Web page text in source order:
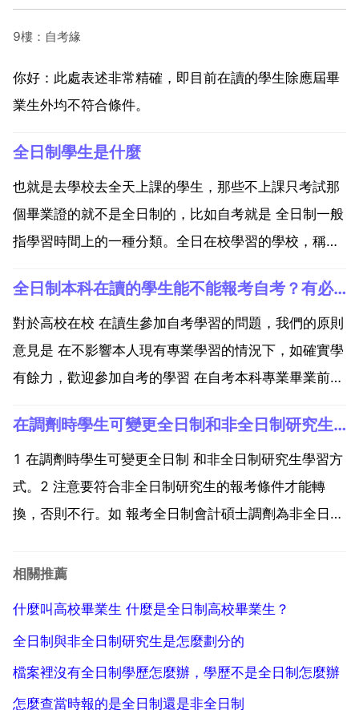
9樓：自考緣
你好：此處表述非常精確，即目前在讀的學生除應屆畢
業生外均不符合條件。
全日制學生是什麼
也就是去學校去全天上課的學生，那些不上課只考試那
個畢業證的就不是全日制的，比如自考就是 全日制一般
指學習時間上的一種分類。全日在校學習的學校，稱為
業餘 函授 自考等學習形式的學校。和上高中住校一
樣！一學期都是在學校，全天上課！作息時間都由學校
規定。什麼...
全日制本科在讀的學生能不能報考自考？有必要自考嗎
對於高校在校 在讀生參加自考學習的問題，我們的原則
意見是 在不影響本人現有專業學習的情況下，如確實學
有餘力，歡迎參加自考的學習 在自考本科專業畢業前，
響自考本科的畢業進度。是否需要辦理專接本手續，要
看本科專業的規定，如果只有乙個接考類別，則不需要
辦理...
在調劑時學生可變更全日制和非全日制研究生學習方式嗎
1 在調劑時學生可變更全日制 和非全日制研究生學習方
式。2 注意要符合非全日制研究生的報考條件才能轉
換，否則不行。如 報考全日制會計碩士調劑為非全日制
生則不能變更，因為不符合工商管理碩士的報考條件。
相關推薦
什麼叫高校畢業生 什麼是全日制高校畢業生？
全日制與非全日制研究生是怎麼劃分的
檔案裡沒有全日制學歷怎麼辦，學歷不是全日制怎麼辦
怎麼查當時報的是全日制還是非全日制